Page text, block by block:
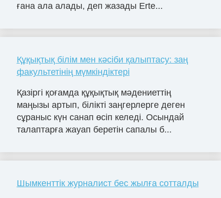
ғана ала алады, деп жазады Erte...
Құқықтық білім мен кәсіби қалыптасу: заң
факультетінің мүмкіндіктері
Қазіргі қоғамда құқықтық мәдениеттің
маңызы артып, білікті заңгерлерге деген
сұраныс күн санап өсіп келеді. Осындай
талаптарға жауап беретін сапалы б...
Шымкенттік журналист бес жылға сотталды